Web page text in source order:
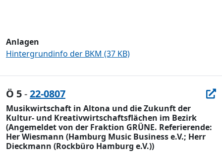
Anlagen
Hintergrundinfo der BKM (37 KB)
Ö 5-22-0807
Musikwirtschaft in Altona und die Zukunft der
Kultur- und Kreativwirtschaftsflächen im Bezirk
(Angemeldet von der Fraktion GRÜNE. Referierende:
Her Wiesmann (Hamburg Music Business e.V.; Herr
Dieckmann (Rockbüro Hamburg e.V.))